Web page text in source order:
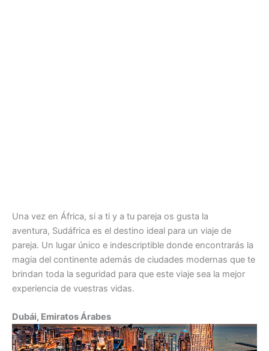
Una vez en África, si a ti y a tu pareja os gusta la
aventura, Sudáfrica es el destino ideal para un viaje de
pareja. Un lugar único e indescriptible donde encontrarás la
magia del continente además de ciudades modernas que te
brindan toda la seguridad para que este viaje sea la mejor
experiencia de vuestras vidas.
Dubái, Emiratos Árabes